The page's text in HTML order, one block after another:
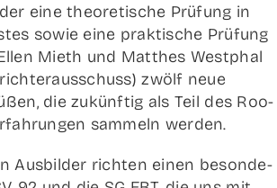
eine theo­re­ti­sche Prü­fung in
sowie eine prak­ti­sche Prü­fung
Mieth und Matthes West­phal
zwölf neue
die zukünf­tig als Teil des Roo­
sam­meln werden.
Aus­bil­der rich­ten einen beson­de­